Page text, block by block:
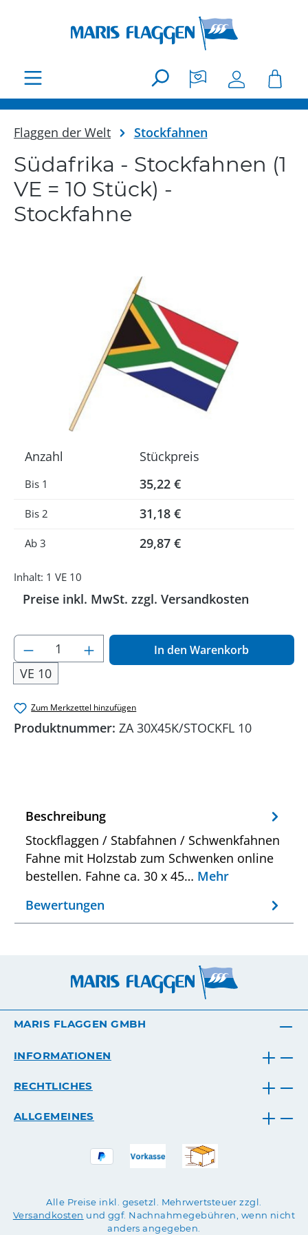
Flaggen der Welt Stockfahnen
Südafrika - Stockfahnen (1
VE = 10 Stück) -
Stockfahne
Bildergalerie überspringen
Anzahl Stückpreis
Bis 1 35,22 €
Bis2 31,18 €
Ab3 29,87 €
Inhalt: 1 VE 10
Preise inkl. MwSt. zzgl. Versandkosten
Produkt Anzahl: Gib den gewünschten
VE 10
In den Warenkorb
Zum Merkzettel hinzufügen
Produktnummer: ZA 30X45K/STOCKFL 10
Beschreibung
Stockflaggen / Stabfahnen / Schwenkfahnen
Fahne mit Holzstab zum Schwenken online
bestellen. Fahne ca. 30 x 45… Mehr
Bewertungen
MARIS FLAGGEN GMBH
INFORMATIONEN
RECHTLICHES
ALLGEMEINES
Alle Preise inkl. gesetzl. Mehrwertsteuer zzgl.
Versandkosten und ggf. Nachnahmegebühren, wenn nicht
anders angegeben.